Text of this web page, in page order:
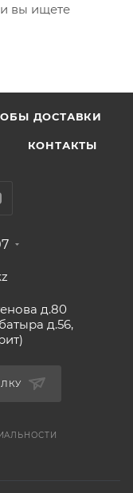
вы ищете
ДОСТАВКИ
КОНТАКТЫ
д.80
д.56,